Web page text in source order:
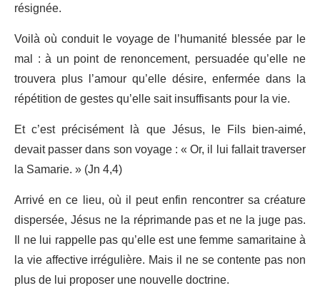
résignée.
Voilà où conduit le voyage de l’humanité blessée par le
mal : à un point de renoncement, persuadée qu’elle ne
trouvera plus l’amour qu’elle désire, enfermée dans la
répétition de gestes qu’elle sait insuffisants pour la vie.
Et c’est précisément là que Jésus, le Fils bien-aimé,
devait passer dans son voyage : « Or, il lui fallait traverser
la Samarie. » (Jn 4,4)
Arrivé en ce lieu, où il peut enfin rencontrer sa créature
dispersée, Jésus ne la réprimande pas et ne la juge pas.
Il ne lui rappelle pas qu’elle est une femme samaritaine à
la vie affective irrégulière. Mais il ne se contente pas non
plus de lui proposer une nouvelle doctrine.